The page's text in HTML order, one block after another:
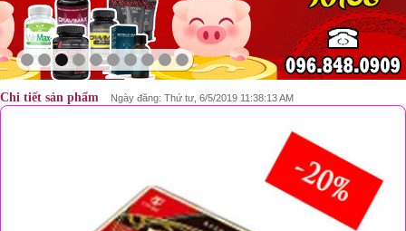
Chi tiết sản phẩm Ngày đăng: Thứ tư, 6/5/2019 11:38:13 AM